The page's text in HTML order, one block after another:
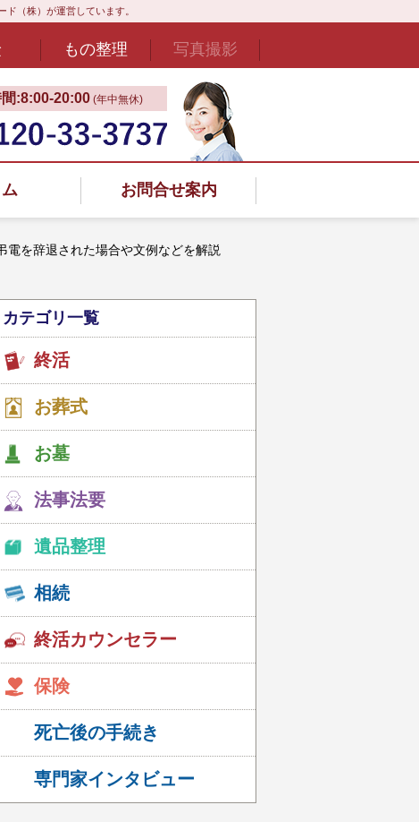
（株）が運営しています。
もの整理 写真撮影
:8:00‐20:00 (年中無休)
お問合せ案内
電を辞退された場合や文例などを解説
カテゴリ一覧
終活
お葬式
お墓
法事法要
遺品整理
相続
終活カウンセラー
保険
死亡後の手続き
専門家インタビュー